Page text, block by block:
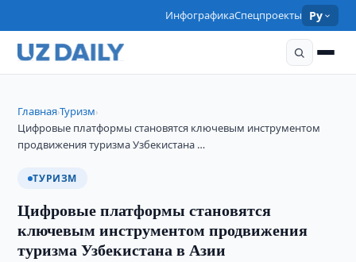
ИнфографикаСпецпроекты Ру
Главная›Туризм›
Цифровые платформы становятся ключевым инструментом
продвижения туризма Узбекистана …
ТУРИЗМ
Цифровые платформы становятся
ключевым инструментом продвижения
туризма Узбекистана в Азии